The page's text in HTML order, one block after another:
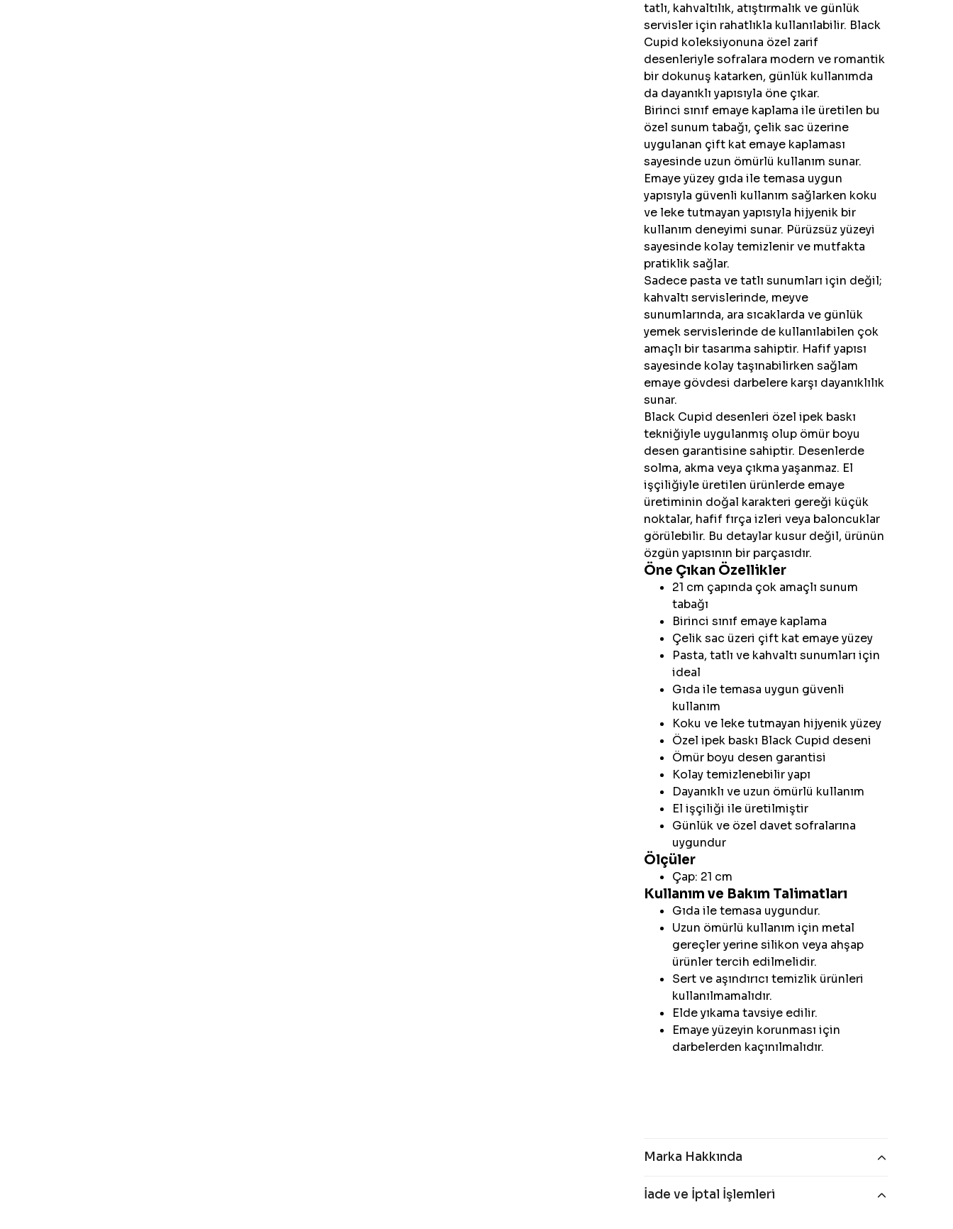
tatlı, kahvaltılık, atıştırmalık ve günlük
servisler için rahatlıkla kullanılabilir. Black
Cupid koleksiyonuna özel zarif
desenleriyle sofralara modern ve romantik
bir dokunuş katarken, günlük kullanımda
da dayanıklı yapısıyla öne çıkar.
Birinci sınıf emaye kaplama ile üretilen bu
özel sunum tabağı, çelik sac üzerine
uygulanan çift kat emaye kaplaması
sayesinde uzun ömürlü kullanım sunar.
Emaye yüzey gıda ile temasa uygun
yapısıyla güvenli kullanım sağlarken koku
ve leke tutmayan yapısıyla hijyenik bir
kullanım deneyimi sunar. Pürüzsüz yüzeyi
sayesinde kolay temizlenir ve mutfakta
pratiklik sağlar.
Sadece pasta ve tatlı sunumları için değil;
kahvaltı servislerinde, meyve
sunumlarında, ara sıcaklarda ve günlük
yemek servislerinde de kullanılabilen çok
amaçlı bir tasarıma sahiptir. Hafif yapısı
sayesinde kolay taşınabilirken sağlam
emaye gövdesi darbelere karşı dayanıklılık
sunar.
Black Cupid desenleri özel ipek baskı
tekniğiyle uygulanmış olup ömür boyu
desen garantisine sahiptir. Desenlerde
solma, akma veya çıkma yaşanmaz. El
işçiliğiyle üretilen ürünlerde emaye
üretiminin doğal karakteri gereği küçük
noktalar, hafif fırça izleri veya baloncuklar
görülebilir. Bu detaylar kusur değil, ürünün
özgün yapısının bir parçasıdır.
Öne Çıkan Özellikler
21 cm çapında çok amaçlı sunum
tabağı
Birinci sınıf emaye kaplama
Çelik sac üzeri çift kat emaye yüzey
Pasta, tatlı ve kahvaltı sunumları için
ideal
Gıda ile temasa uygun güvenli
kullanım
Koku ve leke tutmayan hijyenik yüzey
Özel ipek baskı Black Cupid deseni
Ömür boyu desen garantisi
Kolay temizlenebilir yapı
Dayanıklı ve uzun ömürlü kullanım
El işçiliği ile üretilmiştir
Günlük ve özel davet sofralarına
uygundur
Ölçüler
Çap: 21 cm
Kullanım ve Bakım Talimatları
Gıda ile temasa uygundur.
Uzun ömürlü kullanım için metal
gereçler yerine silikon veya ahşap
ürünler tercih edilmelidir.
Sert ve aşındırıcı temizlik ürünleri
kullanılmamalıdır.
Elde yıkama tavsiye edilir.
Emaye yüzeyin korunması için
darbelerden kaçınılmalıdır.
Marka Hakkında
İade ve İptal İşlemleri